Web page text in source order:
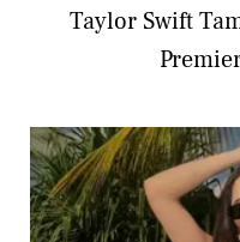
Taylor Swift